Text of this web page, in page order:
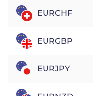
EURCHF
EURGBP
EURJPY